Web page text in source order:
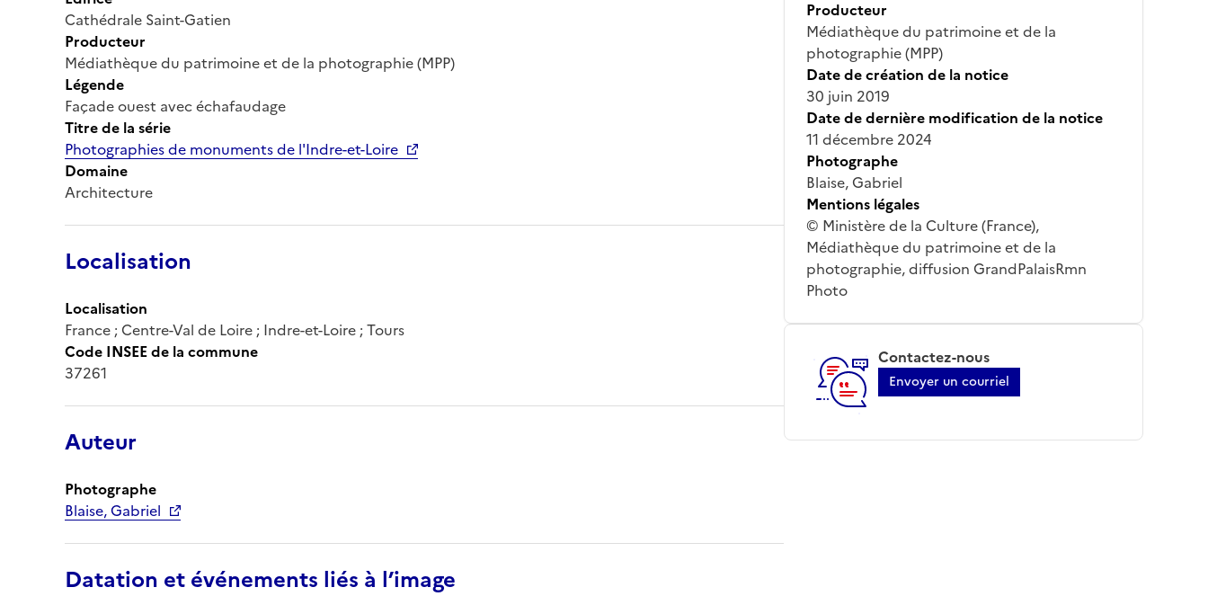
Cathédrale Saint-Gatien
Producteur
Médiathèque du patrimoine et de la photographie (MPP)
Légende
Façade ouest avec échafaudage
Titre de la série
Photographies de monuments de l'Indre-et-Loire
Domaine
Architecture
Localisation
Localisation
France ; Centre-Val de Loire ; Indre-et-Loire ; Tours
Code INSEE de la commune
37261
Auteur
Photographe
Blaise, Gabriel
Datation et événements liés à l’image
Producteur
Médiathèque du patrimoine et de la
photographie (MPP)
Date de création de la notice
30 juin 2019
Date de dernière modification de la notice
11 décembre 2024
Photographe
Blaise, Gabriel
Mentions légales
© Ministère de la Culture (France),
Médiathèque du patrimoine et de la
photographie, diffusion GrandPalaisRmn
Photo
Contactez-nous
Envoyer un courriel